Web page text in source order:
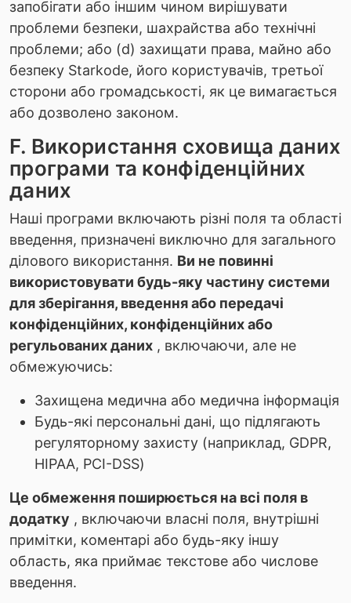
запобігати або іншим чином вирішувати
проблеми безпеки, шахрайства або технічні
проблеми; або (d) захищати права, майно або
безпеку Starkode, його користувачів, третьої
сторони або громадськості, як це вимагається
або дозволено законом.
F. Використання сховища даних
програми та конфіденційних
даних
Наші програми включають різні поля та області
введення, призначені виключно для загального
ділового використання. Ви не повинні
використовувати будь-яку частину системи
для зберігання, введення або передачі
конфіденційних, конфіденційних або
регульованих даних , включаючи, але не
обмежуючись:
Захищена медична або медична інформація
Будь-які персональні дані, що підлягають
регуляторному захисту (наприклад, GDPR,
HIPAA, PCI-DSS)
Це обмеження поширюється на всі поля в
додатку , включаючи власні поля, внутрішні
примітки, коментарі або будь-яку іншу
область, яка приймає текстове або числове
введення.